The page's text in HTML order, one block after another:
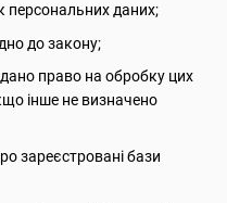
персональних даних;
до закону;
право на обробку цих
інше не визначено
зареєстровані бази